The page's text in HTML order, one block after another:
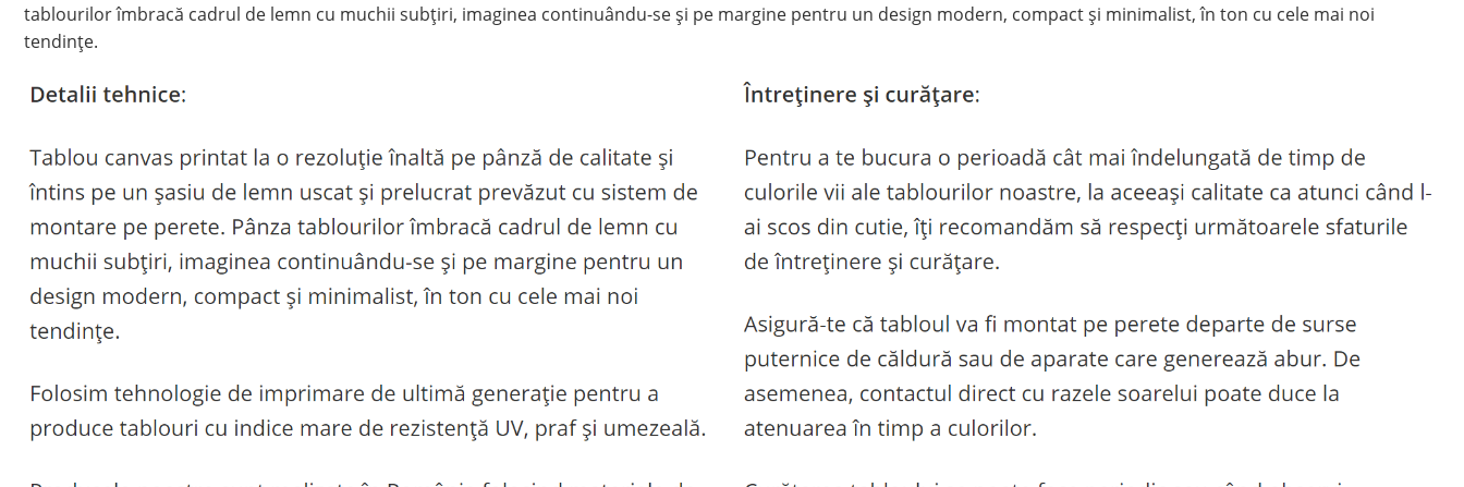
tablourilor îmbracă cadrul de lemn cu muchii subțiri, imaginea continuându-se și pe margine pentru un design modern, compact și minimalist, în ton cu cele mai noi
tendințe.